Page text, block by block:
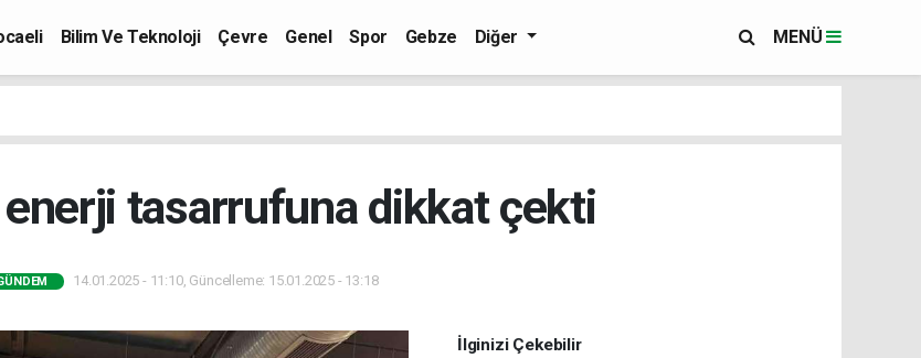
Bilim Ve Teknoloji Çevre Genel Spor Gebze Diğer MENÜ
tasarrufuna dikkat çekti
14.01.2025 - 11:10, Güncelleme: 15.01.2025 - 13:18
İlginizi Çekebilir